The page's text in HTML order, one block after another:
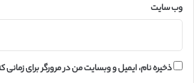
وب‌ سایت
ذخیره نام، ایمیل و وبسایت من در مرورگر برای